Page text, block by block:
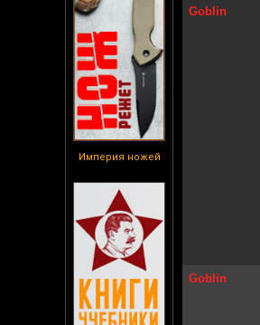
Империя ножей
Goblin
Goblin